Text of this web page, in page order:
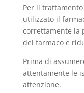
Per il
utilizzato il
correttamente la
del farmaco e
Prima di
attentamente le
attenzione.